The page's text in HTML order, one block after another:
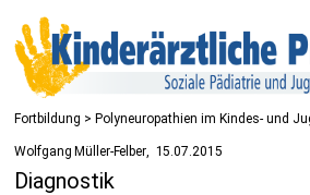
Fortbildung > Polyneuropathien im Kindes- und
Wolfgang Müller-Felber 15.07.2015
Diagnostik